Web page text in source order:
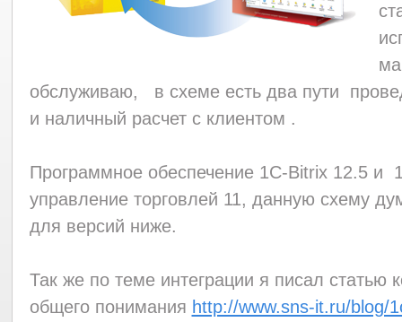
обслуживаю, в схеме есть два пути
и наличный расчет с клиентом .
Программное обеспечение 1C-Bitrix 12.5 и
управление торговлей 11, данную схему
для версий ниже.
Так же по теме интеграции я писал статью
общего понимания http://www.sns-it.ru/blog/